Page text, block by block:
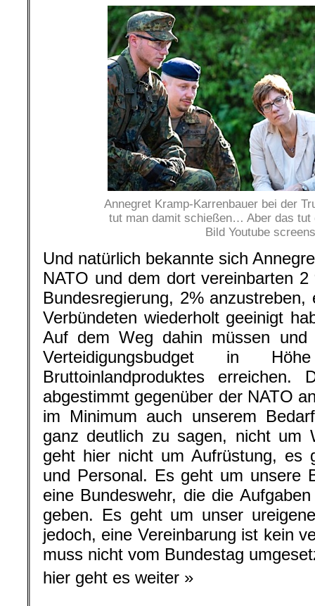
Annegret Kramp-Karrenbauer bei der
tut man damit schießen… Aber das tut
Bild Youtube
Und natürlich bekannte sich
NATO und dem dort vereinbarten
Bundesregierung, 2%
Verbündeten wiederholt geeinigt
Auf dem Weg dahin müssen
Verteidigungsbudget in
Bruttoinlandproduktes
abgestimmt gegenüber der NATO
im Minimum auch unserem
ganz deutlich zu sagen, nicht um
geht hier nicht um Aufrüstung, es
und Personal. Es geht um unsere
eine Bundeswehr, die die
geben. Es geht um unser
jedoch, eine Vereinbarung ist kein
muss nicht vom Bundestag
hier geht es weiter »